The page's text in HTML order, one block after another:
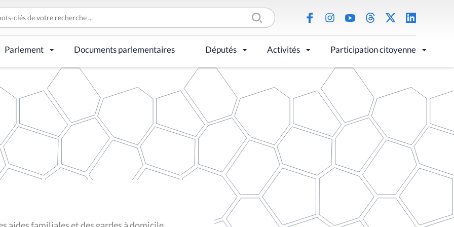
Parlement Documents parlementaires Députés Activités Participation citoyenne